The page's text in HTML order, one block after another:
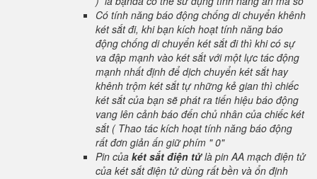
Có tính năng báo động chống di chuyển khênh
két sắt đi, khi bạn kích hoạt tính năng báo
động chống di chuyển két sắt đi thì khi có sự
va đập mạnh vào két sắt với một lực tác động
mạnh nhất định để dịch chuyển két sắt hay
khênh trộm két sắt tự những kẻ gian thì chiếc
két sắt của bạn sẽ phát ra tiến hiệu báo động
vang lên cảnh báo đến chủ nhân của chiếc két
sắt ( Thao tác kích hoạt tính năng báo động
rất đơn giản ấn giữ phím " 0"
Pin của két sắt điện tửlà pin AA mạch điện tử
của két sắt điện tử dùng rất bền và ổn định